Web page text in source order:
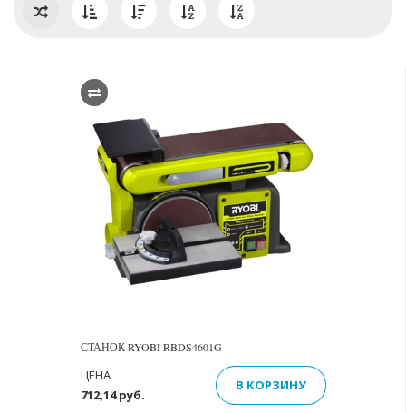
СТАНОК RYOBI RBDS4601G
712,14 руб.
ЦЕНА
В КОРЗИНУ